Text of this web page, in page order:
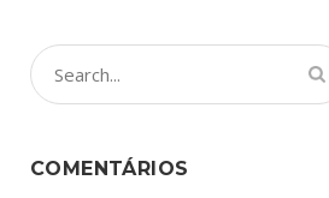
COMENTÁRIOS